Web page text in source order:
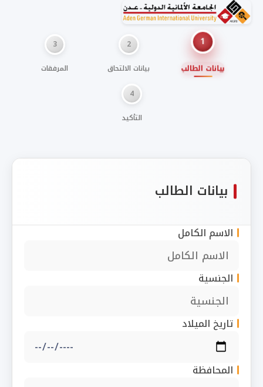
1
بيانات الطالب
2
بيانات الالتحاق
3
المرفقات
4
التأكيد
بيانات الطالب
الاسم الكامل
الجنسية
تاريخ الميلاد
المحافظة